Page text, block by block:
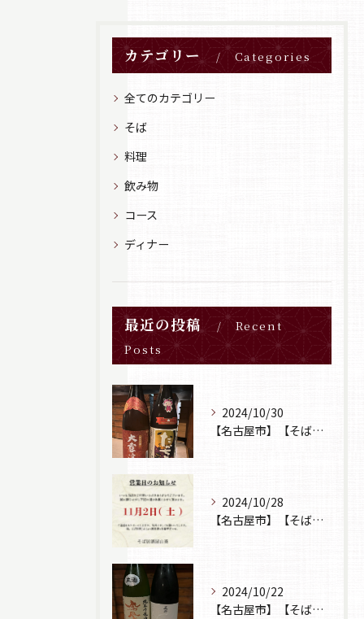
カテゴリー Categories
全てのカテゴリー
そば
料理
飲み物
コース
ディナー
最近の投稿
Recent
Posts
2024/10/30
【名古屋市】【そば居酒屋山葵】【日本酒】
2024/10/28
【名古屋市】【そば居酒屋山葵】【営業日のお知らせ】
2024/10/22
【名古屋市】【そば居酒屋山葵】【日本酒】